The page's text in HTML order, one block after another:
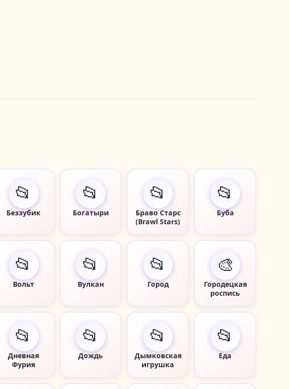
📂
Беззубик
📂
Богатыри
📂
Браво Старс
(Brawl Stars)
📂
Буба
📂
Вольт
📂
Вулкан
📂
Город
🎨
Городецкая
роспись
📂
Дневная
Фурия
📂
Дождь
📂
Дымковская
игрушка
📂
Еда